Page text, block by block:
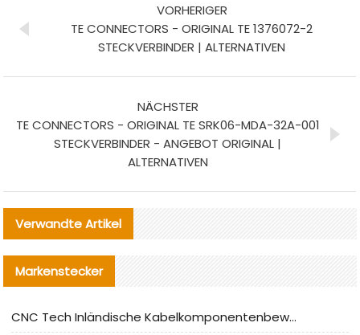
VORHERIGER
TE CONNECTORS - ORIGINAL TE 1376072-2
STECKVERBINDER | ALTERNATIVEN
NÄCHSTER
TE CONNECTORS - ORIGINAL TE SRK06-MDA-32A-001
STECKVERBINDER - ANGEBOT ORIGINAL |
ALTERNATIVEN
Verwandte Artikel
Markenstecker
CNC Tech Inländische Kabelkomponentenbewertung und Massenproduktionsanpassungsanleitung